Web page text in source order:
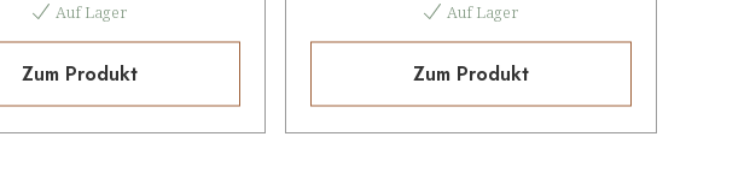
Auf Lager
Zum Produkt
Auf Lager
Zum Produkt